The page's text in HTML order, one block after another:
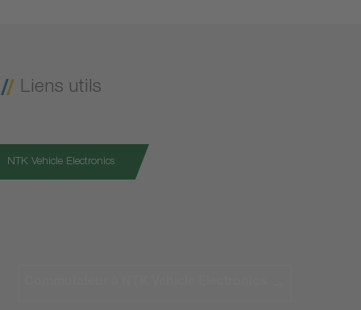
Liens utils
NTK Vehicle Electronics